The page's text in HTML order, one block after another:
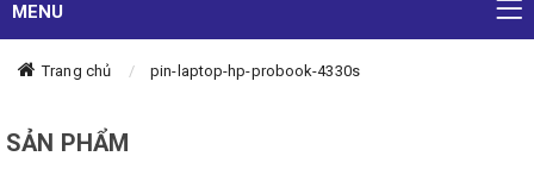
MENU
Trang chủ pin-laptop-hp-probook-4330s
SẢN PHẨM